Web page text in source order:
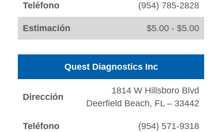
Teléfono (954) 785-2828
Estimación $5.00 - $5.00
Quest Diagnostics Inc
Dirección
1814 W Hillsboro Blvd
Deerfield Beach, FL – 33442
Teléfono (954) 571-9318